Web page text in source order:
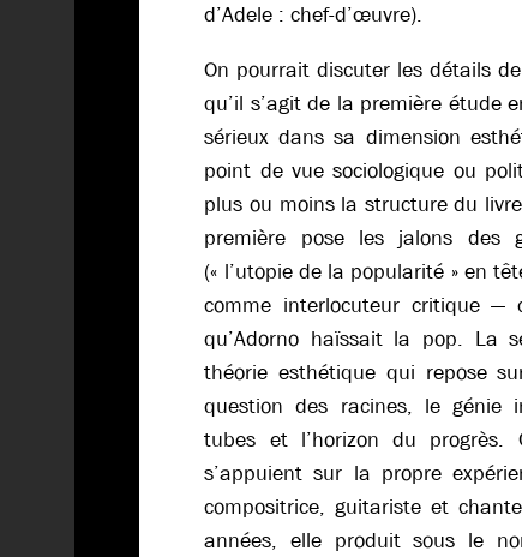
d’Adele : chef-d’œuvre).
On pourrait discuter les détails
qu’il s’agit de la première étude
sérieux dans sa dimension
point de vue sociologique ou
plus ou moins la structure du
première pose les jalons des
(« l’utopie de la popularité » en
comme interlocuteur critique —
qu’Adorno haïssait la pop. La
théorie esthétique qui repose
question des racines, le génie
tubes et l’horizon du progrès.
s’appuient sur la propre
compositrice, guitariste et
années, elle produit sous le